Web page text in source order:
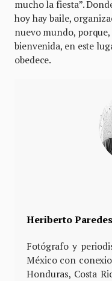
mucho la fiesta”.
hoy hay baile,
nuevo mundo,
bienvenida, en este
obedece.
Heriberto Paredes
Fotógrafo y
México con
Honduras, Costa